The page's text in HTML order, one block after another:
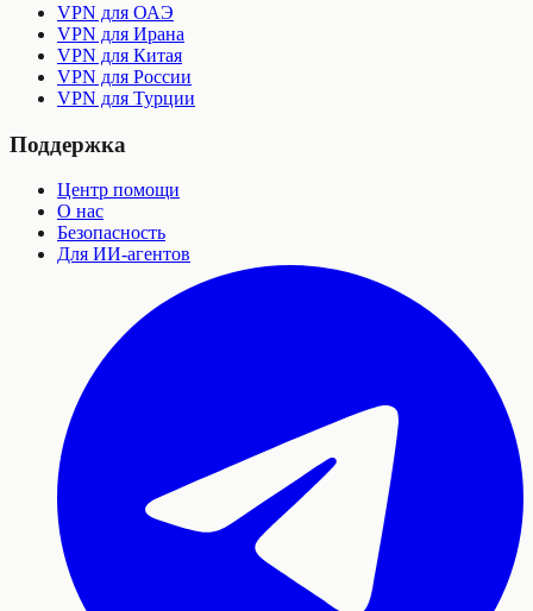
VPN для ОАЭ
VPN для Ирана
VPN для Китая
VPN для России
VPN для Турции
Поддержка
Центр помощи
О нас
Безопасность
Для ИИ-агентов